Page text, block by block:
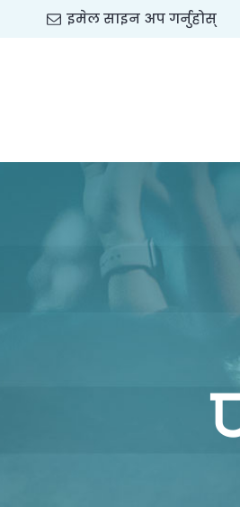
इमेल साइन अप गर्नुहोस्